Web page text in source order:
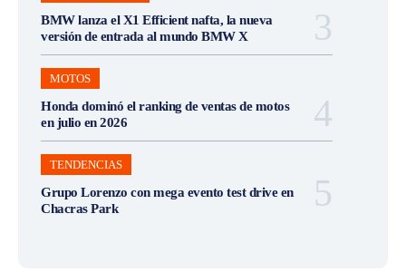
BMW lanza el X1 Efficient nafta, la nueva
versión de entrada al mundo BMW X
MOTOS
Honda dominó el ranking de ventas de motos
en julio en 2026
TENDENCIAS
Grupo Lorenzo con mega evento test drive en
Chacras Park